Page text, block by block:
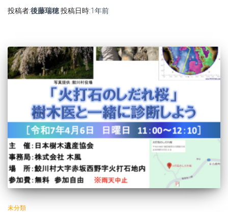
投稿者:後藤瑞穂投稿日時:1年前
未分類